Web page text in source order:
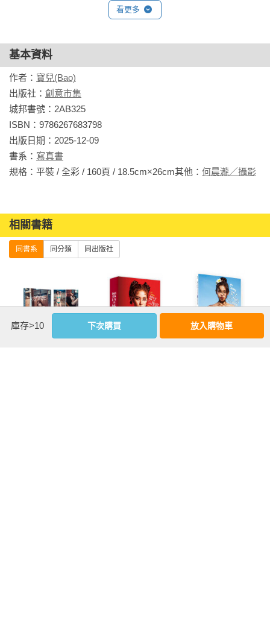
看更多
基本資料
作者： 寶兒(Bao)
出版社： 創意市集
城邦書號：2AB325
ISBN：9786267683798
出版日期：2025-12-09
書系： 寫真書
規格：平裝 / 全彩 / 160頁 / 18.5cm×26cm其他： 何晨瀧／攝影
相關書籍
同書系 同分類 同出版社
庫存>10 下次購買 放入購物車